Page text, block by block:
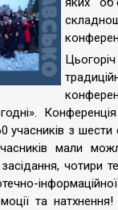
учасників з
мали
чотири
та